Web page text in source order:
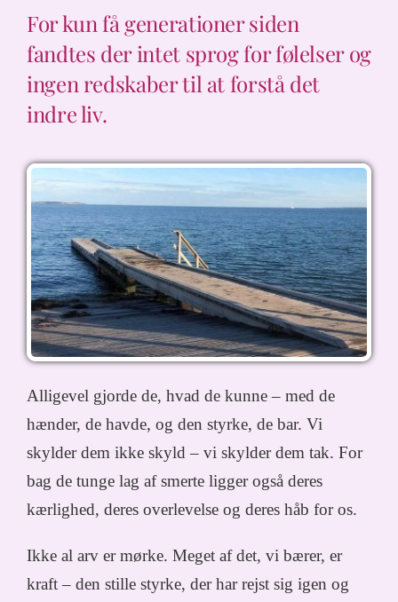
For kun få generationer siden
fandtes der intet sprog for følelser og
ingen redskaber til at forstå det
indre liv.
Alligevel gjorde de, hvad de kunne – med de
hænder, de havde, og den styrke, de bar. Vi
skylder dem ikke skyld – vi skylder dem tak. For
bag de tunge lag af smerte ligger også deres
kærlighed, deres overlevelse og deres håb for os.
Ikke al arv er mørke. Meget af det, vi bærer, er
kraft – den stille styrke, der har rejst sig igen og